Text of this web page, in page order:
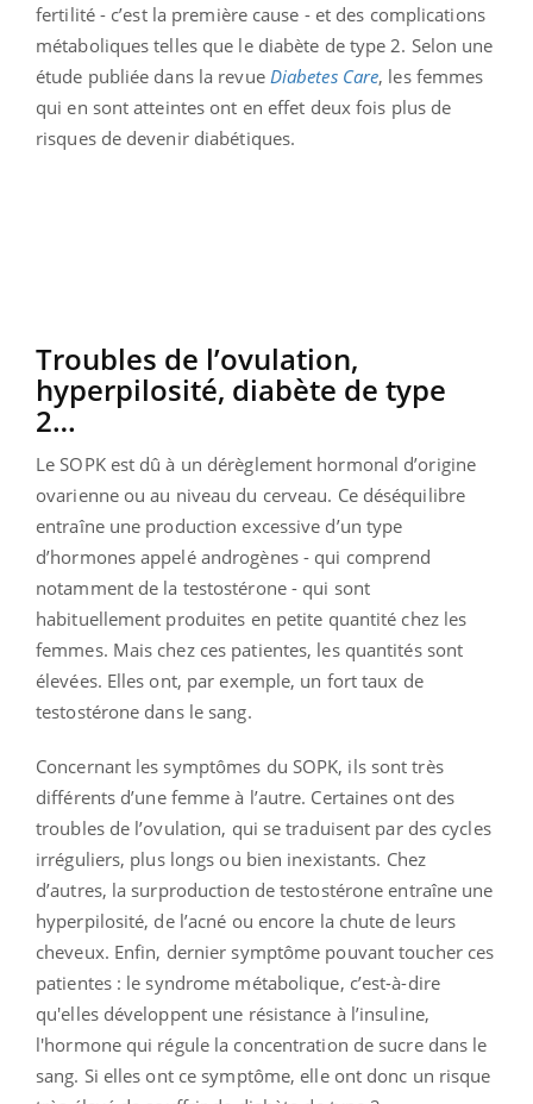
fertilité - c’est la première cause - et des complications
métaboliques telles que le diabète de type 2. Selon une
étude publiée dans la revue Diabetes Care, les femmes
qui en sont atteintes ont en effet deux fois plus de
risques de devenir diabétiques.
Troubles de l’ovulation,
hyperpilosité, diabète de type
2…
Le SOPK est dû à un dérèglement hormonal d’origine
ovarienne ou au niveau du cerveau. Ce déséquilibre
entraîne une production excessive d’un type
d’hormones appelé androgènes - qui comprend
notamment de la testostérone - qui sont
habituellement produites en petite quantité chez les
femmes. Mais chez ces patientes, les quantités sont
élevées. Elles ont, par exemple, un fort taux de
testostérone dans le sang.
Concernant les symptômes du SOPK, ils sont très
différents d’une femme à l’autre. Certaines ont des
troubles de l’ovulation, qui se traduisent par des cycles
irréguliers, plus longs ou bien inexistants. Chez
d’autres, la surproduction de testostérone entraîne une
hyperpilosité, de l’acné ou encore la chute de leurs
cheveux. Enfin, dernier symptôme pouvant toucher ces
patientes : le syndrome métabolique, c’est-à-dire
qu'elles développent une résistance à l’insuline,
l'hormone qui régule la concentration de sucre dans le
sang. Si elles ont ce symptôme, elle ont donc un risque